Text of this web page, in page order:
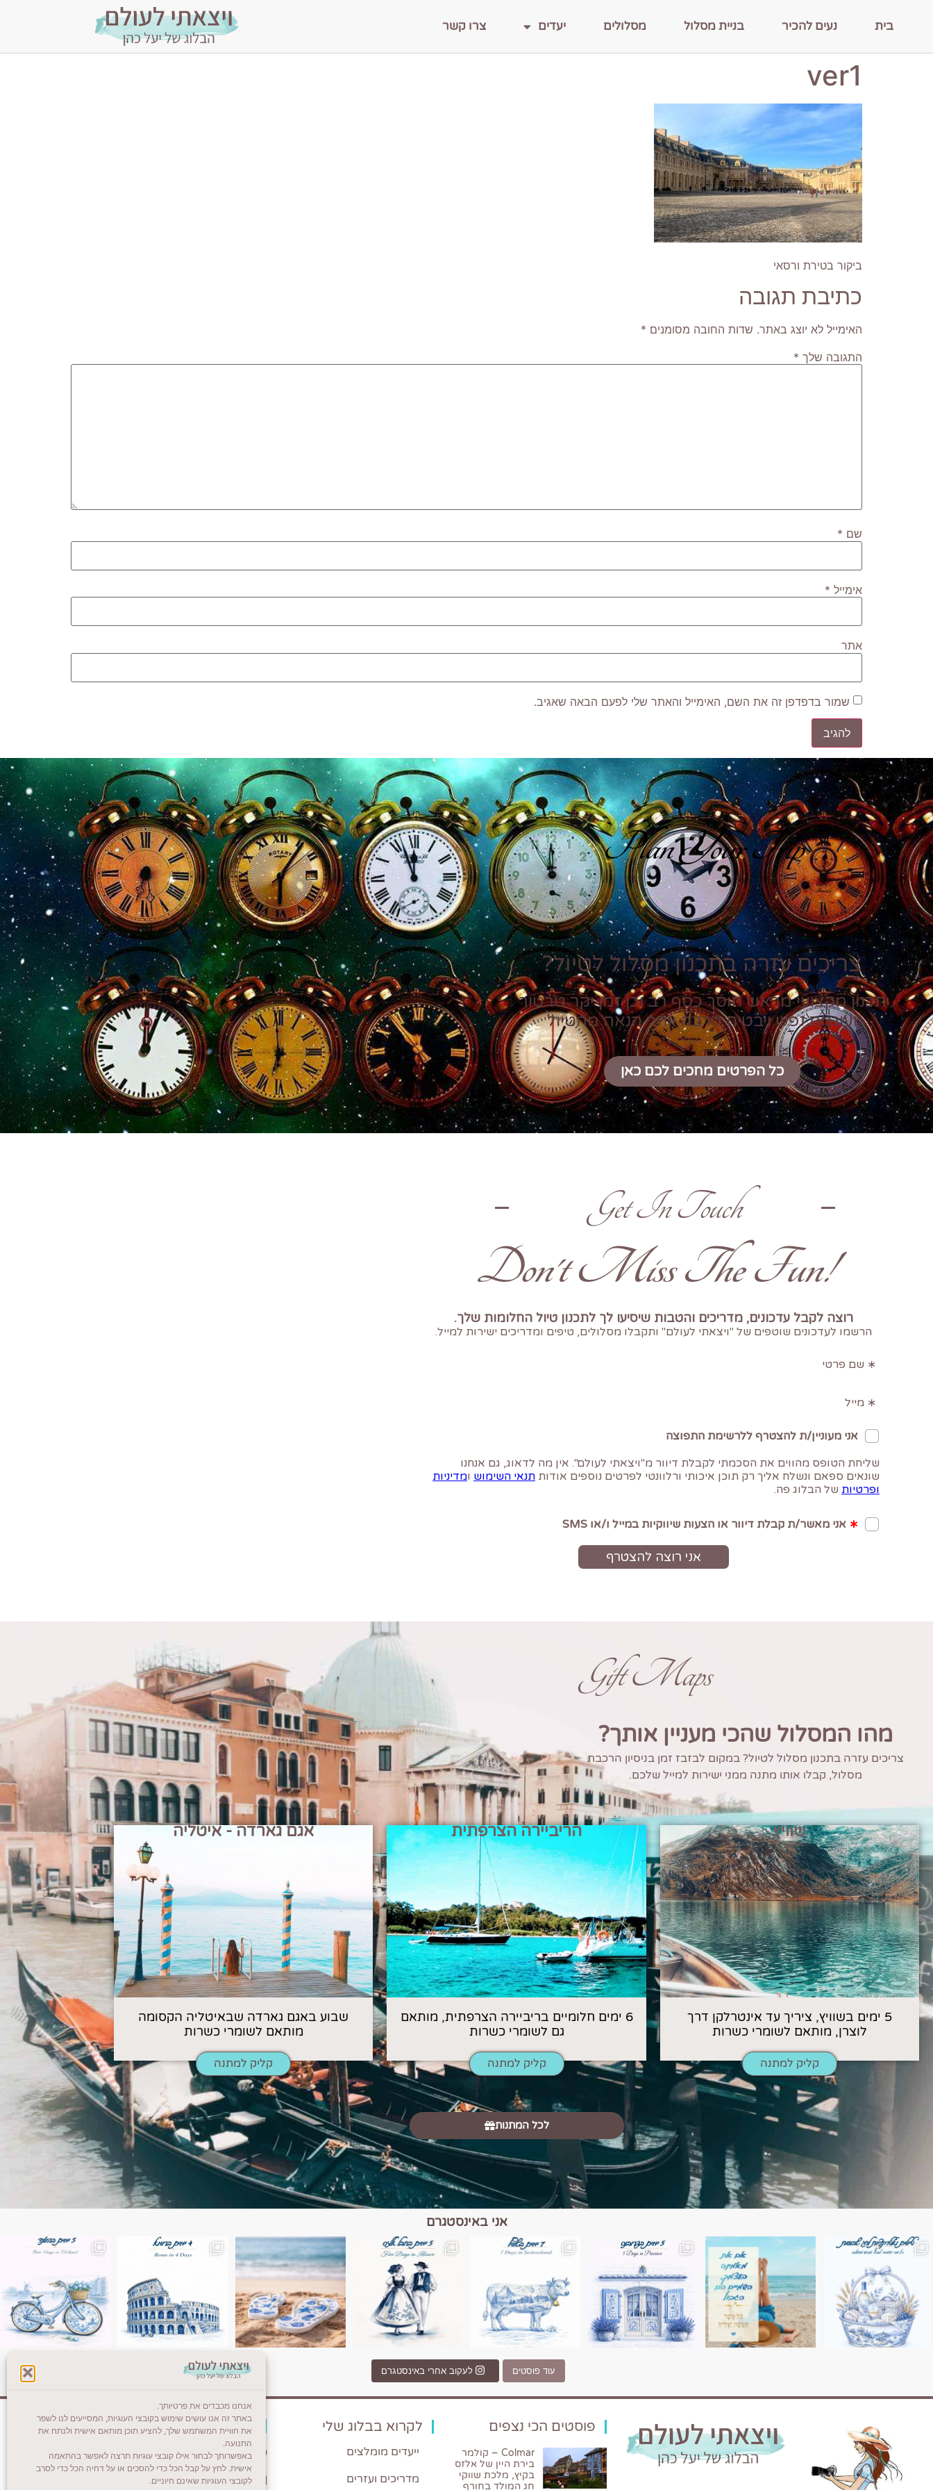
אנחנו מכבדים את פרטיותך.
באתר זה אנו עושים שימוש בקובצי העוגיות, המסייעים לנו לשפר
את חוויית המשתמש שלך, להציע תוכן מותאם אישית ולנתח את
התנועה.
באפשרותך לבחור אילו קובצי עוגיות תרצה לאפשר בהתאמה
אישית. לחץ על קבל הכל כדי להסכים או על דחיה הכל כדי לסרב
לקובצי העוגיות שאינם חיוניים.
בית נעים להכיר בניית מסלול מסלולים יעדים צרו קשר
ver1
ביקור בטירת ורסאי
כתיבת תגובה
האימייל לא יוצג באתר. שדות החובה מסומנים *
התגובה שלך *
שם *
אימייל *
אתר
שמור בדפדפן זה את השם, האימייל והאתר שלי לפעם הבאה שאגיב.
Plan Your Trip
צריכים עזרה בתכנון מסלול לטיול?
תכנון מקצועי מראש חוסך כסף רב וכן זמן יקר טרטור
ועוגמת נפש ויבטיח הרבה יותר הנאה מהטיול
כל הפרטים מחכים לכם כאן
Get In Touch
!Don't Miss The Fun
Gift Maps
מהו המסלול שהכי מעניין אותך?
צריכים עזרה בתכנון מסלול לטיול? במקום לבזבז זמן בניסיון הרכבת
מסלול, קבלו אותו מתנה ממני ישירות למייל שלכם.
שוויץ
5 ימים בשוויץ, ציריך עד אינטרלקן דרך
לוצרן, מותאם לשומרי כשרות
קליק למתנה
הריביירה הצרפתית
6 ימים חלומיים בריביירה הצרפתית, מותאם
גם לשומרי כשרות
קליק למתנה
אגם גארדה - איטליה
שבוע באגם גארדה שבאיטליה הקסומה
מותאם לשומרי כשרות
קליק למתנה
לכל המתנות
אני באינסטגרם
השמים הם הגבול 💙🩵 טיול בין כפרים, יין ונופים בחבל אלזס צרפת
יש רגע כזה בחופשה שבו הכל נהיה פשוט יותר. החול, הי
יש ערים בעולם שמרגישות כמו מסע בזמן. רומא היא אחתInstagram post 18087423191462101
עוד פוסטים לעקוב אחרי באינסטגרם
פוסטים הכי נצפים
Colmar – קולמר
בירת היין של אלזס
בקיץ, מלכת שווקי
חג המולד בחורף
לקרוא בבלוג שלי
ייעדים מומלצים
מדריכים ועזרים
צרו קשר (לא בשבת)
לשליחת הודעת וואטסאפ
veyatsati.laolam@gmail.com